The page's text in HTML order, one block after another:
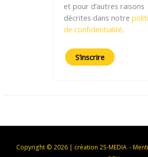
et pour d’autres raisons
décrites dans notre
de confidentialité.
S’inscrire
Copyright © 2026 | création 2S-MEDIA -